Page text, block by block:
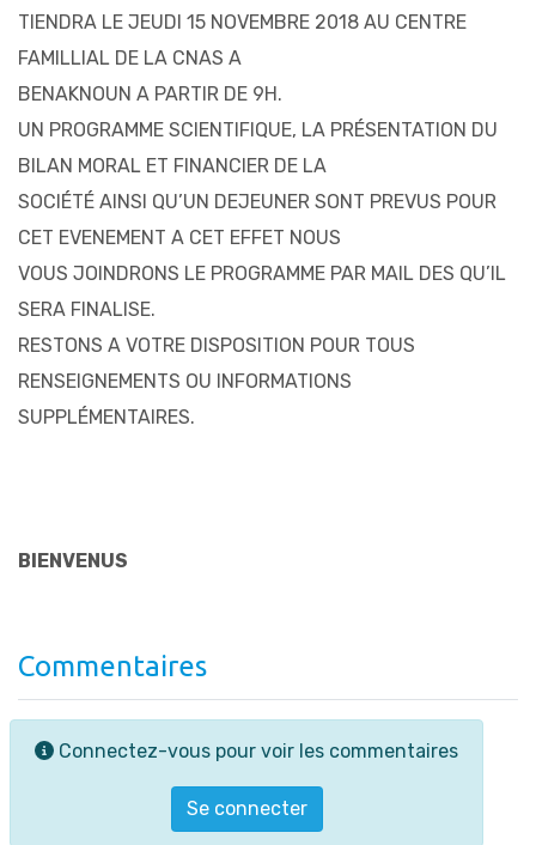
TIENDRA LE JEUDI 15 NOVEMBRE 2018 AU CENTRE
FAMILLIAL DE LA CNAS A
BENAKNOUN A PARTIR DE 9H.
UN PROGRAMME SCIENTIFIQUE, LA PRÉSENTATION DU
BILAN MORAL ET FINANCIER DE LA
SOCIÉTÉ AINSI QU’UN DEJEUNER SONT PREVUS POUR
CET EVENEMENT A CET EFFET NOUS
VOUS JOINDRONS LE PROGRAMME PAR MAIL DES QU’IL
SERA FINALISE.
RESTONS A VOTRE DISPOSITION POUR TOUS
RENSEIGNEMENTS OU INFORMATIONS
SUPPLÉMENTAIRES.
BIENVENUS
Commentaires
Connectez-vous pour voir les commentaires
Se connecter